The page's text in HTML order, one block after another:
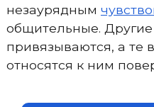
незаурядным
общительные. Другие
привязываются, а те
относятся к ним